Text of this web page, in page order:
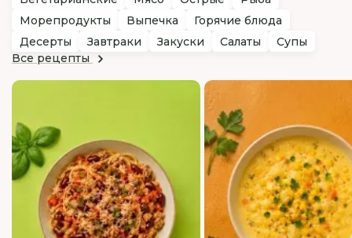
Морепродукты
Выпечка
Горячие блюда
Десерты
Завтраки Закуски Салаты
Супы
Все рецепты